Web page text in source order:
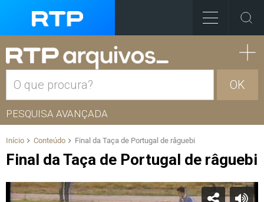
OK
PESQUISA AVANÇADA
Início Conteúdo Final da Taça de Portugal de râguebi
Final da Taça de Portugal de râguebi